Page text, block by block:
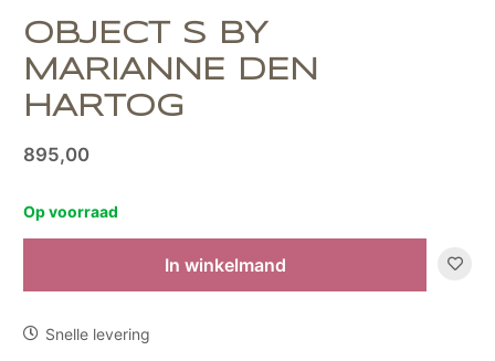
OBJECT S BY
MARIANNE DEN
HARTOG
895,00
Op voorraad
by
Marianne
In winkelmand
Snelle levering